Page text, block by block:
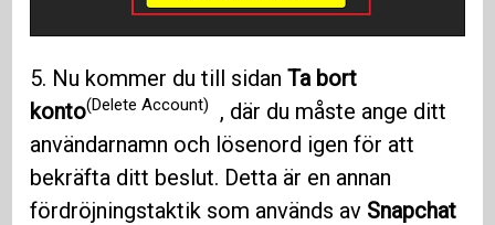
5. Nu kommer du till sidanTa bort
konto(Delete Account)
, där du måste ange ditt
användarnamn och lösenord igen för att
bekräfta ditt beslut. Detta är en annan
fördröjningstaktik som används av Snapchat